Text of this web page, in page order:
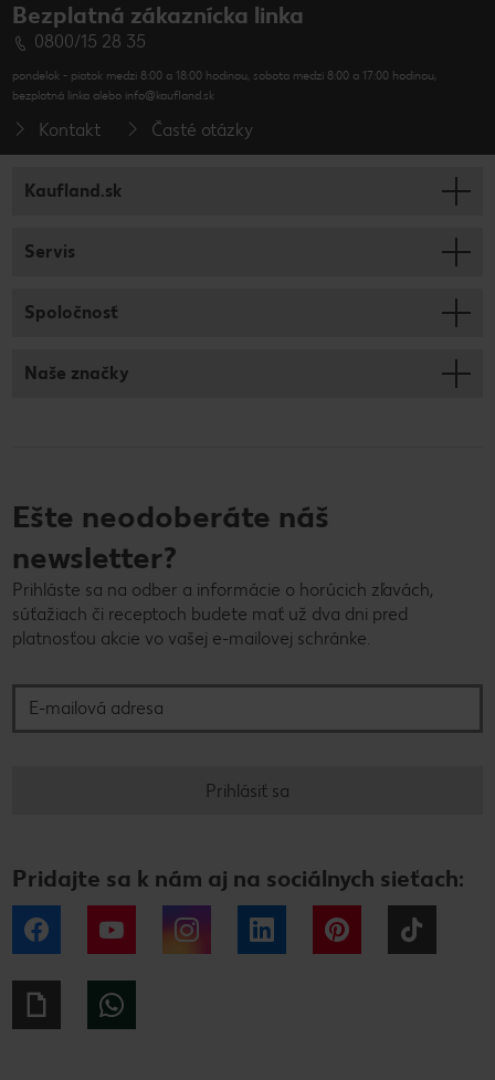
Bezplatná zákaznícka linka
0800/15 28 35
pondelok - piatok medzi 8:00 a 18:00 hodinou, sobota medzi 8:00 a 17:00 hodinou,
bezplatná linka alebo info@kaufland.sk
Kontakt Časté otázky
Kaufland.sk
Servis
Spoločnosť
Naše značky
Ešte neodoberáte náš
newsletter?
Prihláste sa na odber a informácie o horúcich zľavách,
súťažiach či receptoch budete mať už dva dni pred
platnosťou akcie vo vašej e-mailovej schránke.
Prihlásiť sa
Pridajte sa k nám aj na sociálnych sieťach:
Facebook YouTube Instagram LinkedIn Pinterest
Giphy